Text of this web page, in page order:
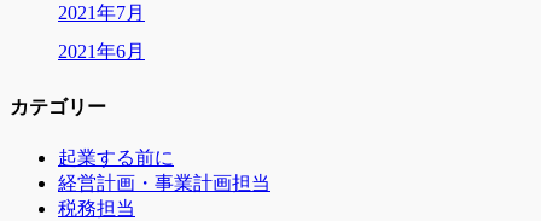
2021年7月
2021年6月
カテゴリー
起業する前に
経営計画・事業計画担当
税務担当